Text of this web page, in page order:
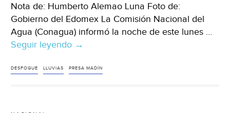
Nota de: Humberto Alemao Luna Foto de:
Gobierno del Edomex La Comisión Nacional del
Agua (Conagua) informó la noche de este lunes …
Seguir leyendo Estado
México
→
DESFOGUE LLUVIAS PRESA MADÍN